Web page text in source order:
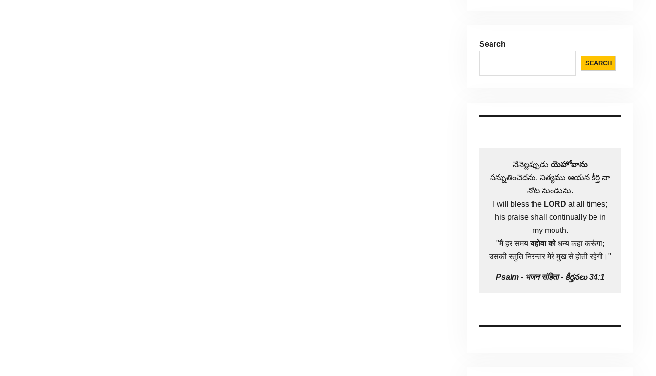
Search
SEARCH
నేనెల్లప్పుడు యెహోవాను
సన్నుతించెదను. నిత్యము ఆయన కీర్తి నా
నోట నుండును.
I will bless the LORD at all times;
his praise shall continually be in
my mouth.
"मैं हर समययहोवा कोधन्य कहा करूंगा;
उसकी स्तुति निरन्तर मेरे मुख से होती रहेगी।"
Psalm - भजन संहिता- కీర్తనలు 34:1